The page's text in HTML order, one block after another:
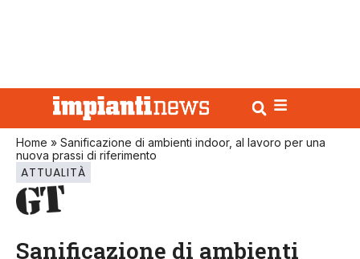
Home » Sanificazione di ambienti indoor, al lavoro per una
nuova prassi di riferimento
ATTUALITÀ
Sanificazione di ambienti